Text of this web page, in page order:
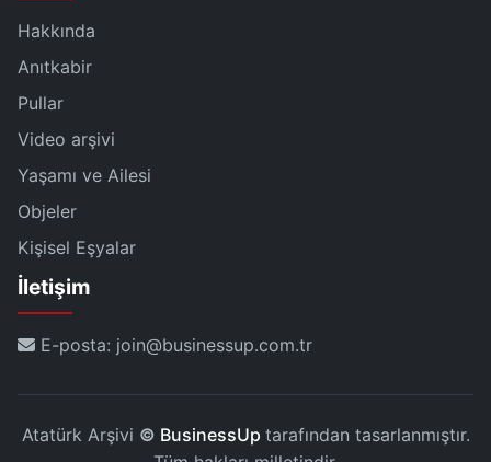
Hakkında
Anıtkabir
Pullar
Video arşivi
Yaşamı ve Ailesi
Objeler
Kişisel Eşyalar
İletişim
E-posta: join@businessup.com.tr
Atatürk Arşivi © BusinessUp tarafından tasarlanmıştır.